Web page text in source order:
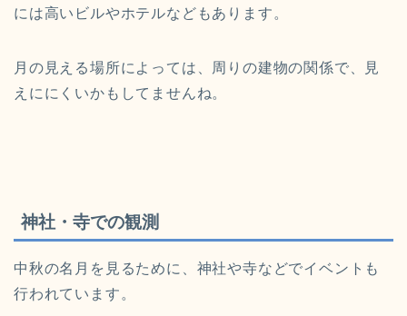
には高いビルやホテルなどもあります。
月の見える場所によっては、周りの建物の関係で、見
えににくいかもしてませんね。
神社・寺での観測
中秋の名月を見るために、神社や寺などでイベントも
行われています。